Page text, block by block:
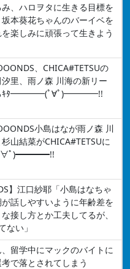
み、ハロヲタに生きる目標を
本葵花ちゃんのバーイベを
楽しみに頑張って生きよう
、CHICA#TETSUの
里、雨ノ森 川海の新リー
ろｷﾀ━━━━(ﾟ∀ﾟ)━━━━!!
小島はなが雨ノ森 川
山結菜がCHICA#TETSUに
∀ﾟ)━━━━!!
】江口紗耶「小島はなちゃ
話しやすいように年齢差を
接し方とか工夫してるが、
ない」
、留学中にマックのバイトに
で落とされてしまう